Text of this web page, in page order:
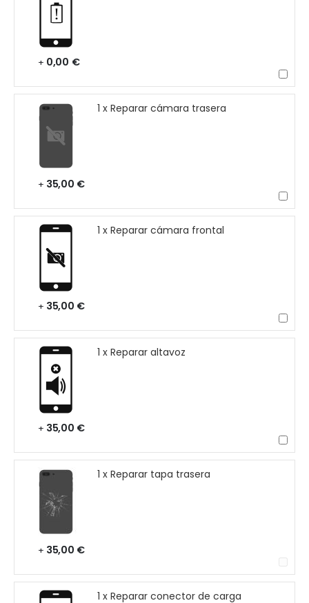
+ 0,00 €
1 x Reparar cámara trasera
+ 35,00 €
1 x Reparar cámara frontal
+ 35,00 €
1 x Reparar altavoz
+ 35,00 €
1 x Reparar tapa trasera
+ 35,00 €
1 x Reparar conector de carga